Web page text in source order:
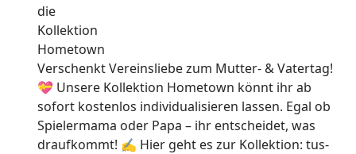
Verschenkt Vereinsliebe zum Mutter- & Vatertag!
💝 Unsere Kollektion Hometown könnt ihr ab
sofort kostenlos individualisieren lassen. Egal ob
Spielermama oder Papa – ihr entscheidet, was
draufkommt! ✍ Hier geht es zur Kollektion: tus-